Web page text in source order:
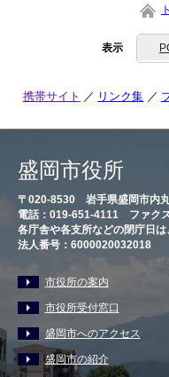
表示
携帯サイト リンク集
盛岡市役所
〒020-8530 岩手県盛岡市内
電話：019-651-4111 ファク
各庁舎や各支所などの閉庁日は
法人番号：6000020032018
市役所の案内
市役所受付窓口
盛岡市へのアクセス
盛岡市の紹介